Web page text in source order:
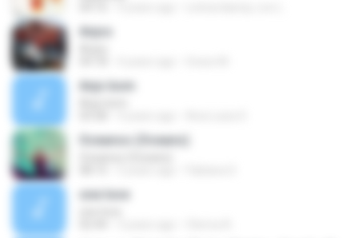
Anjos
Anjo bom
Oceanos (Oceans)
one love